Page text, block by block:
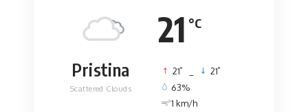
21 °C
Pristina
Scattered Clouds
21° 21°
63%
1 km/h